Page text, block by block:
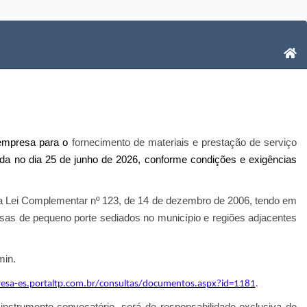
para o fornecimento de materiais e prestação de serviço
no dia 25 de junho de 2026, conforme condições e exigências
Lei Complementar nº 123, de 14 de dezembro de 2006, tendo em
de pequeno porte sediados no município e regiões adjacentes
es.portaltp.com.br/consultas/documentos.aspx?id=1181.